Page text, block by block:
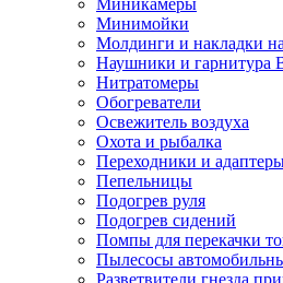
Минимойки
Молдинги и накладки
Наушники и гарнитура
Нитратомеры
Обогреватели
Освежитель воздуха
Охота и рыбалка
Переходники и
Пепельницы
Подогрев руля
Подогрев сидений
Помпы для перекачки
Пылесосы
Разветвители гнезда